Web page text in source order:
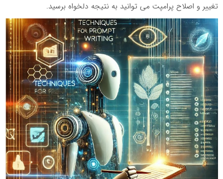
تغییر و اصلاح پرامپت می توانید به نتیجه دلخواه برسید.